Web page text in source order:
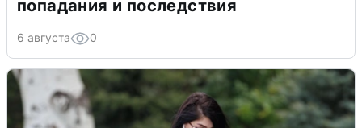
попадания и последствия
6 августа 0